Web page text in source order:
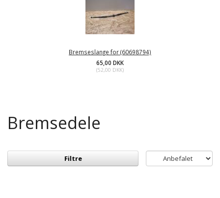
Bremseslange for (60698794)
65,00 DKK
(52,00 DKK)
Bremsedele
Filtre